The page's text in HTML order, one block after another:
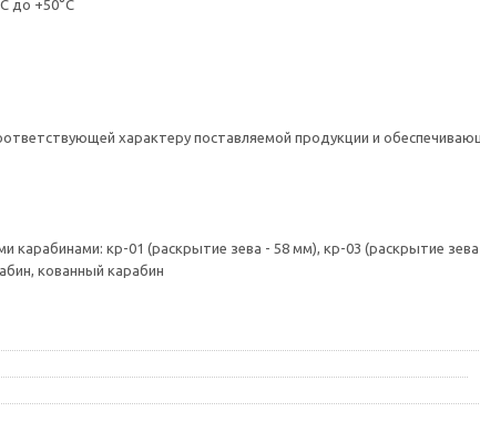
от -30°С до +50°С
5 лет
есть
характеру поставляемой продукции и
/ красный
кр-01 (раскрытие зева - 58 мм), кр-03 (раскрытие
кованный карабин